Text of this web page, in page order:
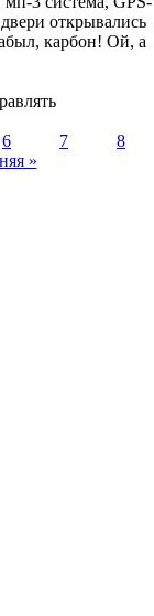
открывались
карбон! Ой, а
6 7
8
»